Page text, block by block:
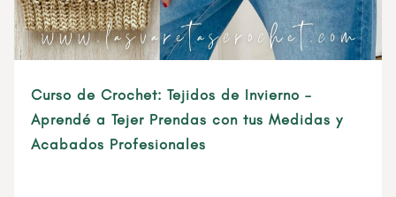
Curso de Crochet: Tejidos de Invierno –
Aprendé a Tejer Prendas con tus Medidas y
Acabados Profesionales